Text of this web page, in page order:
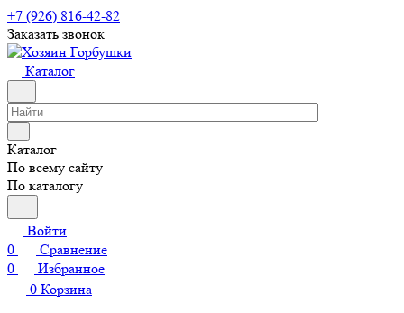
+7 (926) 816-42-82
Заказать звонок
Каталог
Каталог
По всему сайту
По каталогу
Войти
0
Сравнение
0
Избранное
0 Корзина